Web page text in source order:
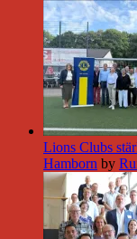
Lions Clubs
Hamborn by